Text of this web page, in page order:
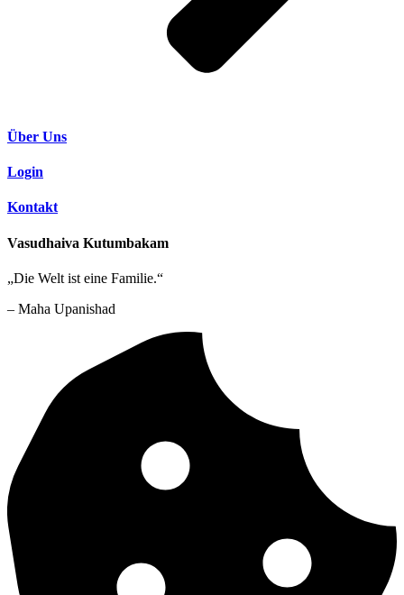
Über Uns
Login
Kontakt
Vasudhaiva Kutumbakam
„Die Welt ist eine Familie.“
– Maha Upanishad